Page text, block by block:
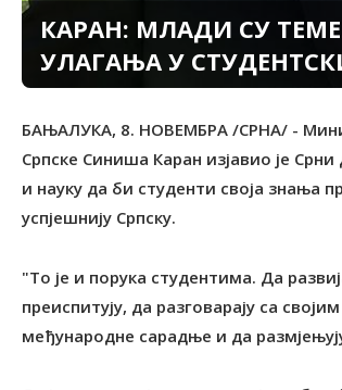
КАРАН: МЛАДИ СУ
УЛАГАЊА У
БАЊАЛУКА, 8. НОВЕМБРА /СРНА/ -
Српске Синиша Каран изјавио је
и науку да би студенти своја знања
успјешнију Српску.
"То је и порука студентима. Да
преиспитују, да разговарају са
међународне сарадње и да